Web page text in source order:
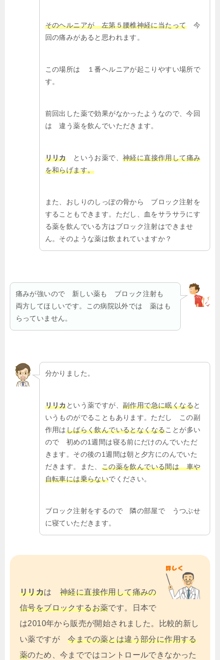
そのヘルニアが 左第５腰椎神経に当たって今
回の痛みがあると思われます。
この場所は １番ヘルニアが起こりやすい場所で
す。
前回出した薬で効果がなかったようなので、今回
は 違う薬を飲んでいただきます。
リリカというお薬で、 神経に直接作用して痛み
を和らげます。
また、おしりのしっぽの骨から ブロック注射を
することもできます。ただし、血をサラサラにす
る薬を飲んでいる方はブロック注射はできませ
ん。そのような薬は飲まれていますか？
痛みが強いので 新しい薬も ブロック注射も
両方してほしいです。この病院以外では 薬はも
らっていません。
分かりました。
リリカという薬ですが、 副作用で急に眠くなると
いうものがでることもあります。ただし この副
作用はしばらく飲んでいるとなくなることが多い
ので 初めの1週間は寝る前にだけのんでいただ
きます。その後の1週間は朝と夕方にのんでいた
だきます。また、 この薬を飲んでいる間は 車や
自転車には乗らないでください。
ブロック注射をするので 隣の部屋で うつぶせ
に寝ていただきます。
リリカは神経に直接作用して痛みの
信号をブロックするお薬です。日本で
は2010年から販売が開始されました。比較的新し
い薬ですが今までの薬とは違う部分に作用する
薬のため、今までではコントロールできなかった